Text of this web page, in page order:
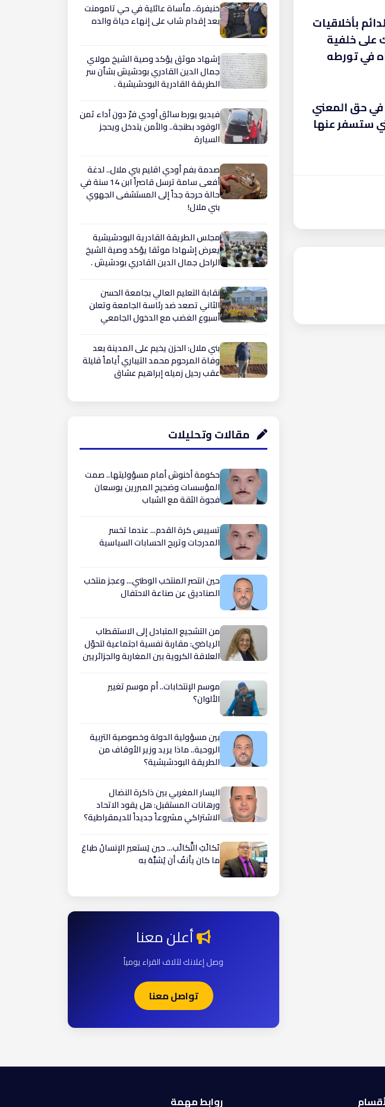
بأخلاقيات
على خلفية
في تورطه
في حق المعني
ستسفر عنها
​خنيفرة.. مأساة عائلية في حي تامومنت
بعد إقدام شاب على إنهاء حياة والده
إشهاد موثق يؤكد وصية الشيخ مولاي
جمال الدين القادري بودشيش بشأن سر
الطريقة القادرية البودشيشية .
فيديو يورط سائق أودي فرّ دون أداء ثمن
الوقود بطنجة.. والأمن يتدخل ويحجز
السيارة
صدمة بفم أودي اقليم بني ملال.. لدغة
أفعى سامة ترسل قاصراً ابن 14 سنة في
حالة حرجة جداً إلى المستشفى الجهوي
بني ملال!
مجلس الطريقة القادرية البودشيشية
يعرض إشهادا موثقا يؤكد وصية الشيخ
الراحل جمال الدين القادري بودشيش .
نقابة التعليم العالي بجامعة الحسن
الثاني تصعد ضد رئاسة الجامعة وتعلن
أسبوع الغضب مع الدخول الجامعي
بني ملال: الحزن يخيم على المدينة بعد
وفاة المرحوم محمد التيباري أياماً قليلة
عقب رحيل زميله إبراهيم عشاق ​
مقالات وتحليلات
حكومة أخنوش أمام مسؤوليتها.. صمت
المؤسسات وضجيج المبررين يوسعان
فجوة الثقة مع الشباب
تسييس كرة القدم... عندما تخسر
المدرجات وتربح الحسابات السياسية
حين انتصر المنتخب الوطني... وعجز منتخب
الصناديق عن صناعة الاحتفال
من التشجيع المتبادل إلى الاستقطاب
الرياضي: مقاربة نفسية اجتماعية لتحوّل
العلاقة الكروية بين المغاربة والجزائريين
موسم الإنتخابات.. أم موسم تغيير
الألوان؟
بين مسؤولية الدولة وخصوصية التربية
الروحية.. ماذا يريد وزير الأوقاف من
الطريقة البودشيشية؟
اليسار المغربي بين ذاكرة النضال
ورهانات المستقبل: هل يقود الاتحاد
الاشتراكي مشروعاً جديداً للديمقراطية؟
تَكالُبُ التَّكالُب... حين يَستعير الإنسانُ طباعَ
ما كان يأنفُ أن يُشبَّهَ به
أعلن معنا
وصل إعلانك لآلاف القراء يومياً
تواصل معنا
روابط مهمة